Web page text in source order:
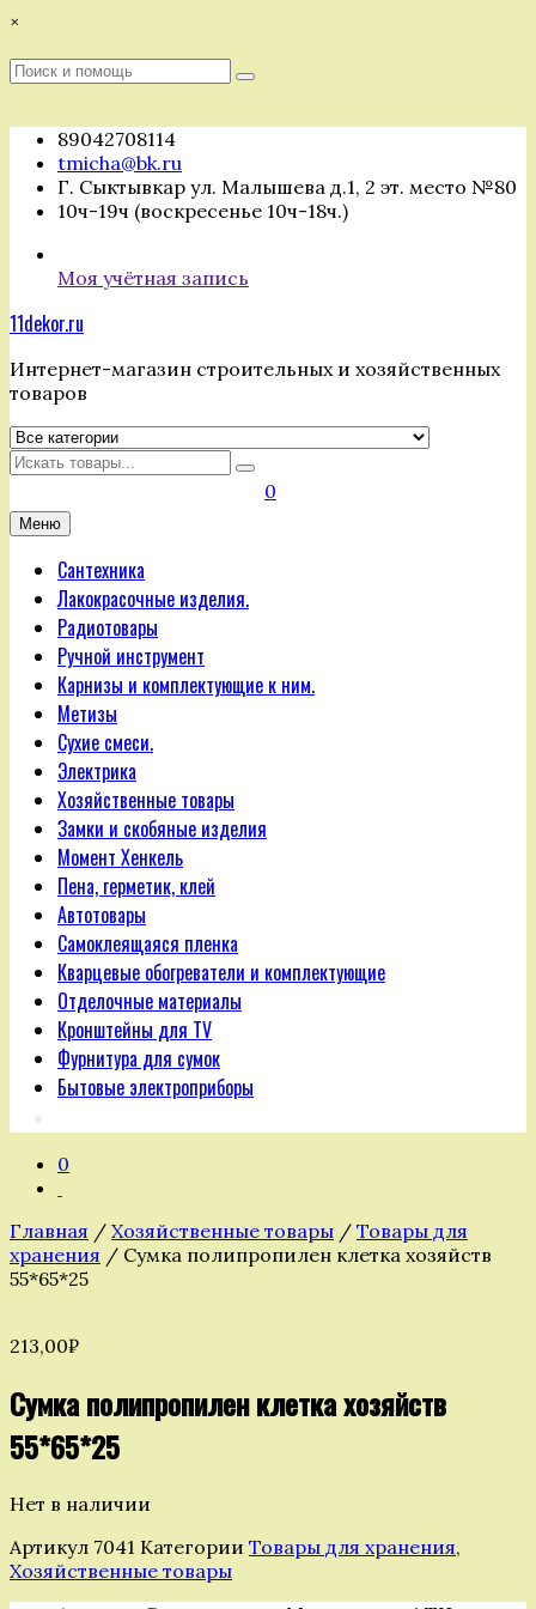
Перейти
содержимому
×
Поиск
Поиск
89042708114
tmicha@bk.ru
Г. Сыктывкар ул. Малышева д.1, 2 эт. место №80
10ч-19ч (воскресенье 10ч-18ч.)
Моя учётная запись
11dekor.ru
Интернет-магазин строительных и хозяйственных
товаров
Искать
0
Меню
Сантехника
Лакокрасочные изделия.
Радиотовары
Ручной инструмент
Карнизы и комплектующие к ним.
Метизы
Сухие смеси.
Электрика
Хозяйственные товары
Замки и скобяные изделия
Момент Хенкель
Пена, герметик, клей
Автотовары
Самоклеящаяся пленка
Кварцевые обогреватели и комплектующие
Отделочные материалы
Кронштейны для TV
Фурнитура для сумок
Бытовые электроприборы
0
Главная / Хозяйственные товары / Товары для
хранения / Сумка полипропилен клетка хозяйств
55*65*25
213,00₽
Сумка полипропилен клетка хозяйств
55*65*25
Нет в наличии
Артикул 7041 Категории Товары для хранения,
Хозяйственные товары